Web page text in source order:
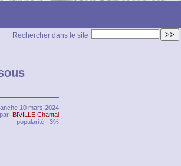
>>
Rechercher dans le site
10 mars 2024
par BIVILLE Chantal
popularité : 3%